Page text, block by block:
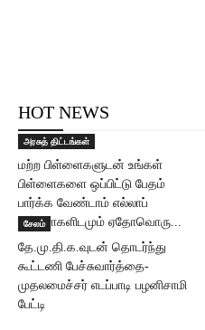
HOT NEWS
அரசுத் திட்டங்கள்
மற்ற பிள்ளைகளுடன் உங்கள்
பிள்ளைகளை ஒப்பிட்டு பேதம்
பார்க்க வேண்டாம் எல்லாப்
பிள்ளைகளிடமும் ஏதோவொரு...
சேலம்
தே.மு.தி.க.வுடன் தொடர்ந்து
கூட்டணி பேச்சுவார்த்தை-
முதலமைச்சர் எடப்பாடி பழனிசாமி
பேட்டி